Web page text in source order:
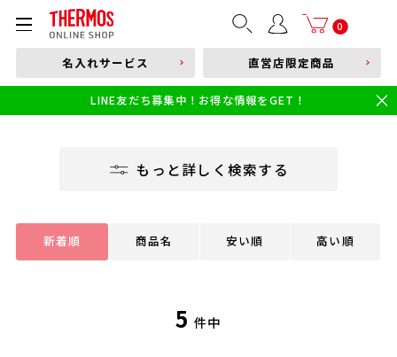
0
部品購入はこちら
本体品番やキーワードを入力
食洗機対応 新製品
幼児・園児向け水筒
名入れサービス 直営店限定商品
LINE友だち募集中！お得な情報をGET！
もっと詳しく検索する
新着順 商品名 安い順 高い順
5 件中